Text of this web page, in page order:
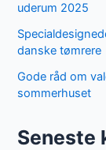
uderum 2025
danske tømrere
Gode råd om
sommerhuset
Seneste